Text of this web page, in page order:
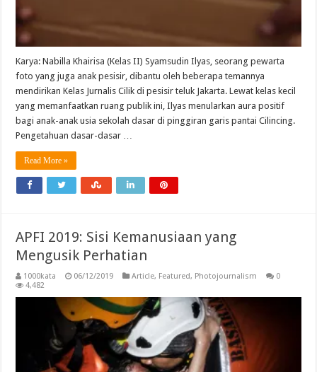
Karya: Nabilla Khairisa (Kelas II) Syamsudin Ilyas, seorang pewarta
foto yang juga anak pesisir, dibantu oleh beberapa temannya
mendirikan Kelas Jurnalis Cilik di pesisir teluk Jakarta. Lewat kelas kecil
yang memanfaatkan ruang publik ini, Ilyas menularkan aura positif
bagi anak-anak usia sekolah dasar di pinggiran garis pantai Cilincing.
Pengetahuan dasar-dasar …
Read More »
APFI 2019: Sisi Kemanusiaan yang
Mengusik Perhatian
1000kata 06/12/2019 Article, Featured, Photojournalism
0
4,482